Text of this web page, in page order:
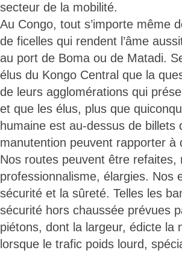
secteur de la mobilité.
Au Congo, tout s’importe même
de ficelles qui rendent l’âme
au port de Boma ou de Matadi.
élus du Kongo Central que la
de leurs agglomérations qui
et que les élus, plus que
humaine est au-dessus de
manutention peuvent rapporter à
Nos routes peuvent être
professionnalisme, élargies. Nos
sécurité et la sûreté. Telles les
sécurité hors chaussée prévues
piétons, dont la largeur, édicte
lorsque le trafic poids lourd,